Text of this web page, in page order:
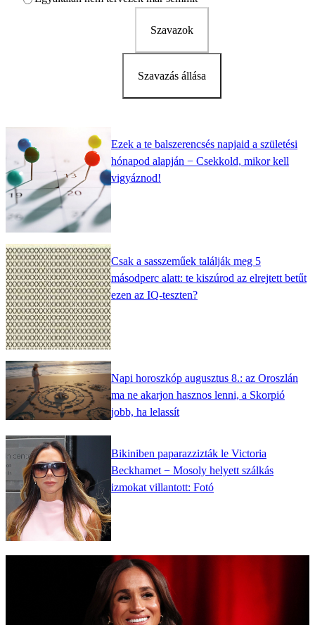
Szavazok
Szavazás állása
Ezek a te balszerencsés napjaid a születési
hónapod alapján − Csekkold, mikor kell
vigyáznod!
Csak a sasszeműek találják meg 5
másodperc alatt: te kiszúrod az elrejtett betűt
ezen az IQ-teszten?
Napi horoszkóp augusztus 8.: az Oroszlán
ma ne akarjon hasznos lenni, a Skorpió
jobb, ha lelassít
Bikiniben paparazzizták le Victoria
Beckhamet − Mosoly helyett szálkás
izmokat villantott: Fotó